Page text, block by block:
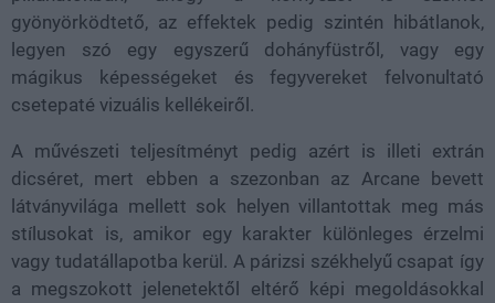
gyönyörködtető, az effektek pedig szintén hibátlanok,
legyen szó egy egyszerű dohányfüstről, vagy egy
mágikus képességeket és fegyvereket felvonultató
csetepaté vizuális kellékeiről.
A művészeti teljesítményt pedig azért is illeti extrán
dicséret, mert ebben a szezonban az Arcane bevett
látványvilága mellett sok helyen villantottak meg más
stílusokat is, amikor egy karakter különleges érzelmi
vagy tudatállapotba kerül. A párizsi székhelyű csapat így
a megszokott jelenetektől eltérő képi megoldásokkal